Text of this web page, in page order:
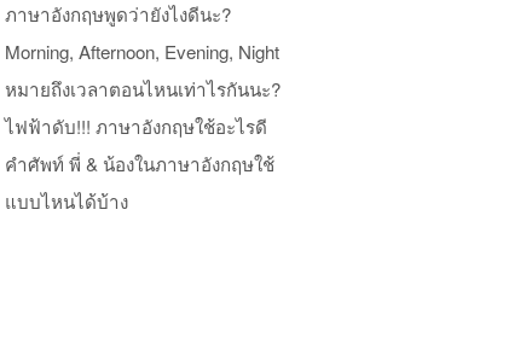
ภาษาอังกฤษพูดว่ายังไงดีนะ?
Morning, Afternoon, Evening, Night
หมายถึงเวลาตอนไหนเท่าไรกันนะ?
ไฟฟ้าดับ!!! ภาษาอังกฤษใช้อะไรดี
คำศัพท์ พี่ & น้องในภาษาอังกฤษใช้
แบบไหนได้บ้าง